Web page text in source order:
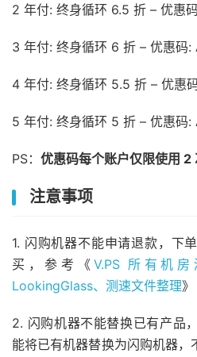
2 年付: 终身循环 6.5 折 – 优惠
3 年付: 终身循环 6 折 – 优惠码
4 年付: 终身循环 5.5 折 – 优惠
5 年付: 终身循环 5 折 – 优惠码:
PS： 优惠码每个账户仅限使用 2
注意事项
1. 闪购机器不能申请退款，下
买，参考《V.PS 所有机
LookingGlass、测速文件整理》
2. 闪购机器不能替换已有产品
能将已有机器替换为闪购机器，